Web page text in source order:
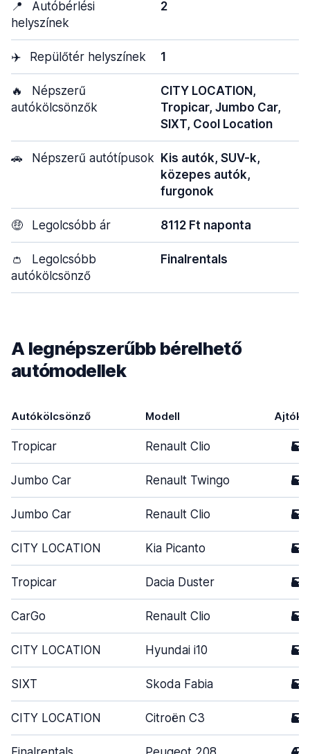
📍
Autóbérlési
helyszínek
2
✈️ Repülőtér helyszínek 1
🔥
Népszerű
autókölcsönzők
CITY LOCATION,
Tropicar, Jumbo Car,
SIXT, Cool Location
🚗 Népszerű autótípusok
Kis autók, SUV-k,
közepes autók,
furgonok
🤑 Legolcsóbb ár 8112 Ft naponta
👛
Legolcsóbb
autókölcsönző
Finalrentals
A legnépszerűbb bérelhető
autómodellek
Autókölcsönző Modell Ajtók
Tropicar Renault Clio 5
Jumbo Car Renault Twingo 5
Jumbo Car Renault Clio 5
CITY LOCATION Kia Picanto 5
Tropicar Dacia Duster 5
CarGo Renault Clio 5
CITY LOCATION Hyundai i10 5
SIXT Skoda Fabia 5
CITY LOCATION Citroën C3 5